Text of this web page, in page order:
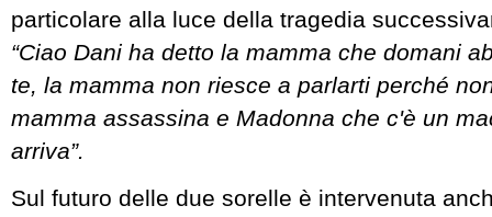
particolare alla luce della tragedia
“Ciao Dani ha detto la mamma che domani
te, la mamma non riesce a parlarti perché
mamma assassina e Madonna che c'è un
arriva”.
Sul futuro delle due sorelle è intervenuta